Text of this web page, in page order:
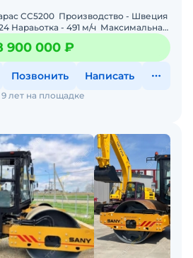
- Швеция
Нараьотка - 491 м/ч Максимальная
Рабо
900 000 ₽
Позвонить Написать
9 лет на площадке